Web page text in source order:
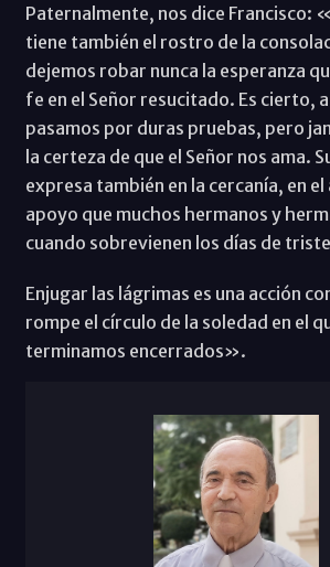
Paternalmente, nos dice Francisco:
tiene también el rostro de la
dejemos robar nunca la esperanza
fe en el Señor resucitado. Es cierto,
pasamos por duras pruebas, pero
la certeza de que el Señor nos ama.
expresa también en la cercanía, en
apoyo que muchos hermanos y
cuando sobrevienen los días de
Enjugar las lágrimas es una acción
rompe el círculo de la soledad en el
terminamos encerrados».